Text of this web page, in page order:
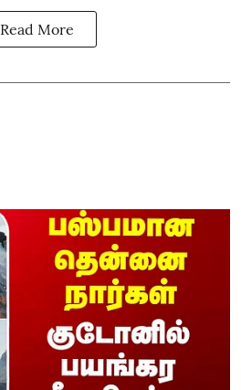
Read More